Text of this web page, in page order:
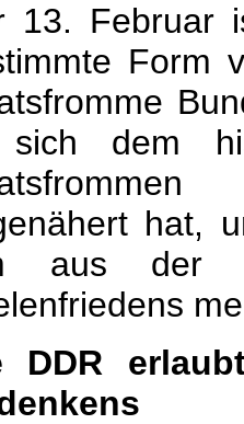
13. Februar
Form
dem
hat,
aus der
DDR